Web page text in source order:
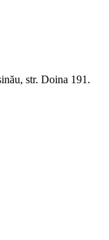
str. Doina 191.